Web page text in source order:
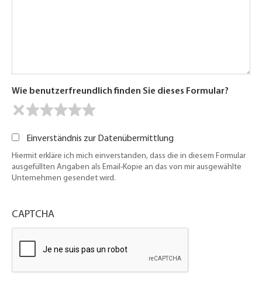
Wie benutzerfreundlich finden Sie dieses Formular?
Einverständnis zur Datenübermittlung
Hiermit erkläre ich mich einverstanden, dass die in diesem Formular
ausgefüllten Angaben als Email-Kopie an das von mir ausgewählte
Unternehmen gesendet wird.
CAPTCHA